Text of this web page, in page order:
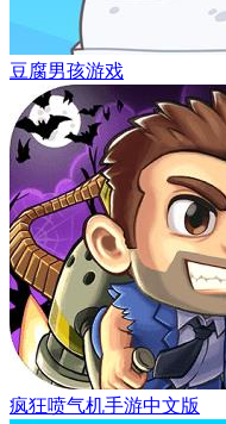
豆腐男孩游戏
疯狂喷气机手游中文版